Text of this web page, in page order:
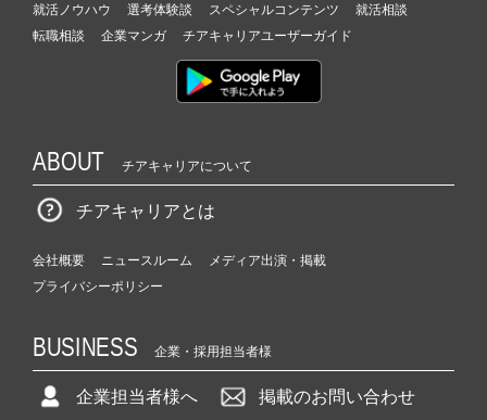
就活ノウハウ 選考体験談 スペシャルコンテンツ
就活相談
転職相談
企業マンガ チアキャリアユーザーガイド
ABOUT チアキャリアについて
チアキャリアとは
会社概要 ニュースルーム
メディア出演・掲載
プライバシーポリシー
BUSINESS 企業・採用担当者様
企業担当者様へ 掲載のお問い合わせ